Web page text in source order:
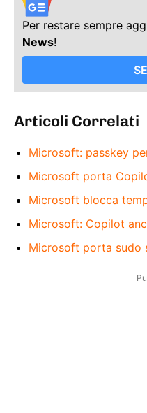
Per restare sempre
News!
Articoli Correlati
Microsoft: passkey
Microsoft porta
Microsoft blocca
Microsoft: Copilot
Microsoft porta sudo